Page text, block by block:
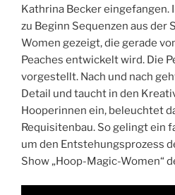
Kathrina Becker eingefangen.
zu Beginn Sequenzen aus der
Women gezeigt, die gerade
Peaches entwickelt wird. Die
vorgestellt. Nach und nach
Detail und taucht in den
Hooperinnen ein, beleuchtet
Requisitenbau. So gelingt ein
um den Entstehungsprozess
Show „Hoop-Magic-Women“